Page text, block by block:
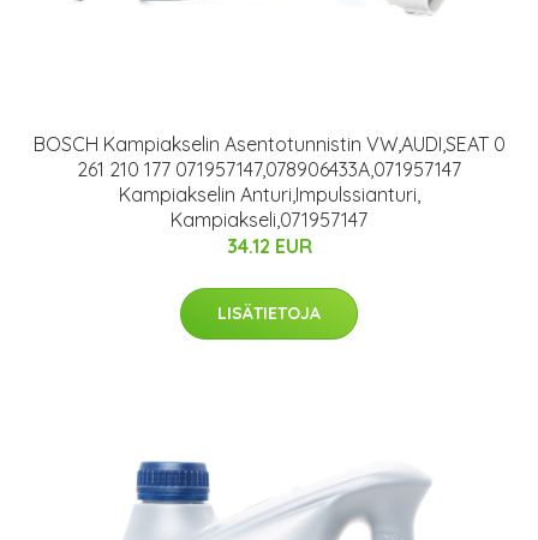
BOSCH Kampiakselin Asentotunnistin VW,AUDI,SEAT 0
261 210 177 071957147,078906433A,071957147
Kampiakselin Anturi,Impulssianturi,
Kampiakseli,071957147
34.12 EUR
LISÄTIETOJA